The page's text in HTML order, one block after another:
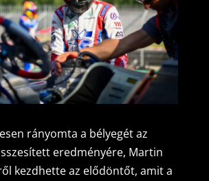
rányomta a bélyegét az
eredményére, Martin
kezdhette az elődöntőt, amit a